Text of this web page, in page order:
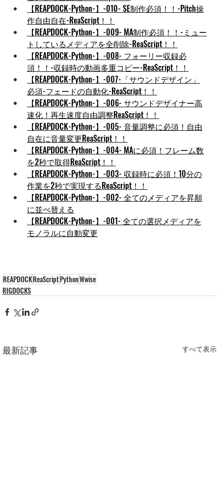
【REAPDOCK-Python-】-010- SE制作必須！！-Pitch操
作自由自在-ReaScript！！
【REAPDOCK-Python-】-009- MA制作必須！！-ミュー
トしているメディアを全削除-ReaScript！！
【REAPDOCK-Python-】-008- フォーリー収録必
須！！-収録時の動画多重コピー-ReaScript！！
【REAPDOCK-Python-】-007-「サウンドデザイン」
必須-フェードの自動化-ReaScript！！
【REAPDOCK-Python-】-006- サウンドデザイナー高
速化！再生速度自由調整ReaScript！！
【REAPDOCK-Python-】-005- 音量調整に必須！自由
自在に音量変更ReaScript！！
【REAPDOCK-Python-】-004- MAに必須！フレーム数
を2秒で取得ReaScript！！
【REAPDOCK-Python-】-003- 収録時に必須！10分の
作業を2秒で実現するReaScript！！
【REAPDOCK-Python-】-002- 全てのメディアを昇順
に並べ替える
【REAPDOCK-Python-】-001- 全ての選択メディアを
モノラルに自動変更
REAPDOCKReaScriptPythonWwise
RIGDOCKS
最新記事 すべて表示